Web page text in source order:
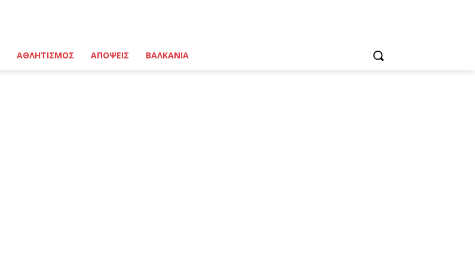
ΑΘΛΗΤΙΣΜΟΣ ΑΠΟΨΕΙΣ ΒΑΛΚΑΝΙΑ